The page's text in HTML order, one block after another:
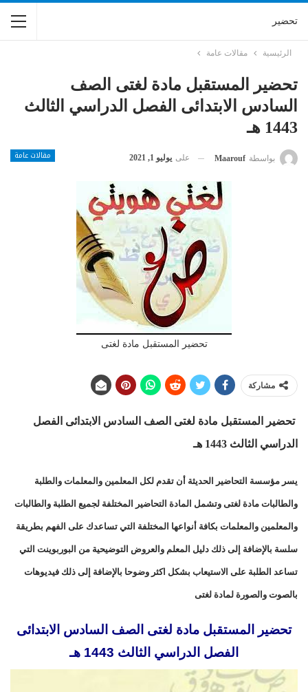
تحضير
الرئيسية مقالات عامة
تحضير المستقبل مادة لغتى الصف
السادس الابتدائى الفصل الدراسي الثالث
1443 هـ
مقالات عامة بواسطة Maarouf على يوليو 1, 2021
تحضير المستقبل مادة لغتى
مشاركة
تحضير المستقبل مادة لغتى الصف السادس الابتدائى الفصل
الدراسي الثالث 1443 هـ
يسر مؤسسة التحاضير الحديثة أن تقدم لكل المعلمين والمعلمات والطلبة
والطالبات مادة لغتى وتشمل المادة التحاضير المختلفة لجميع الطلبة والطالبات
والمعلمين والمعلمات بكافة أنواعها المختلفة التي تساعدك على الفهم بطريقة
سلسة بالإضافة إلى ذلك دليل المعلم والعروض التوضيحية من البوربوينت التي
تساعد الطلبة على الاستيعاب بشكل اكثر وضوحا بالإضافة إلى ذلك فيديوهات
بالصوت والصورة لمادة لغتى
تحضير المستقبل مادة لغتى الصف السادس الابتدائى
الفصل الدراسي الثالث 1443 هـ